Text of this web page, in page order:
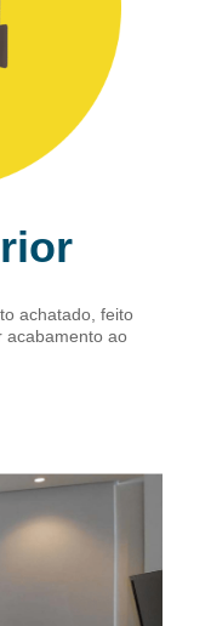
achatado, feito
acabamento ao